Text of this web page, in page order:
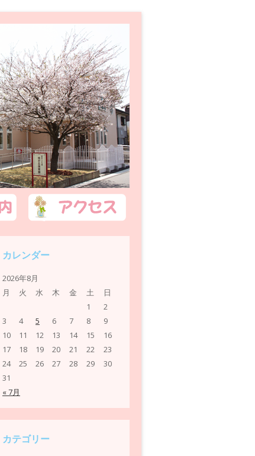
カレンダー
2026年8月
月
火 水 木 金 土 日
« 7月
1
2
3
4 5 6 7 8
9
10
11 12 13 14 15
16
17
18 19 20 21 22
23
24
25 26 27 28 29
30
31
カテゴリー